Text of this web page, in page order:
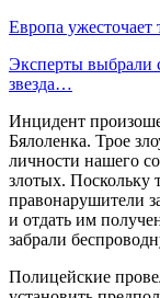
Европа
Эксперты выбрали
звезда…
Инцидент
Бялоленка. Трое
личности нашего
злотых. Поскольку
правонарушители
и отдать им
забрали
Полицейские